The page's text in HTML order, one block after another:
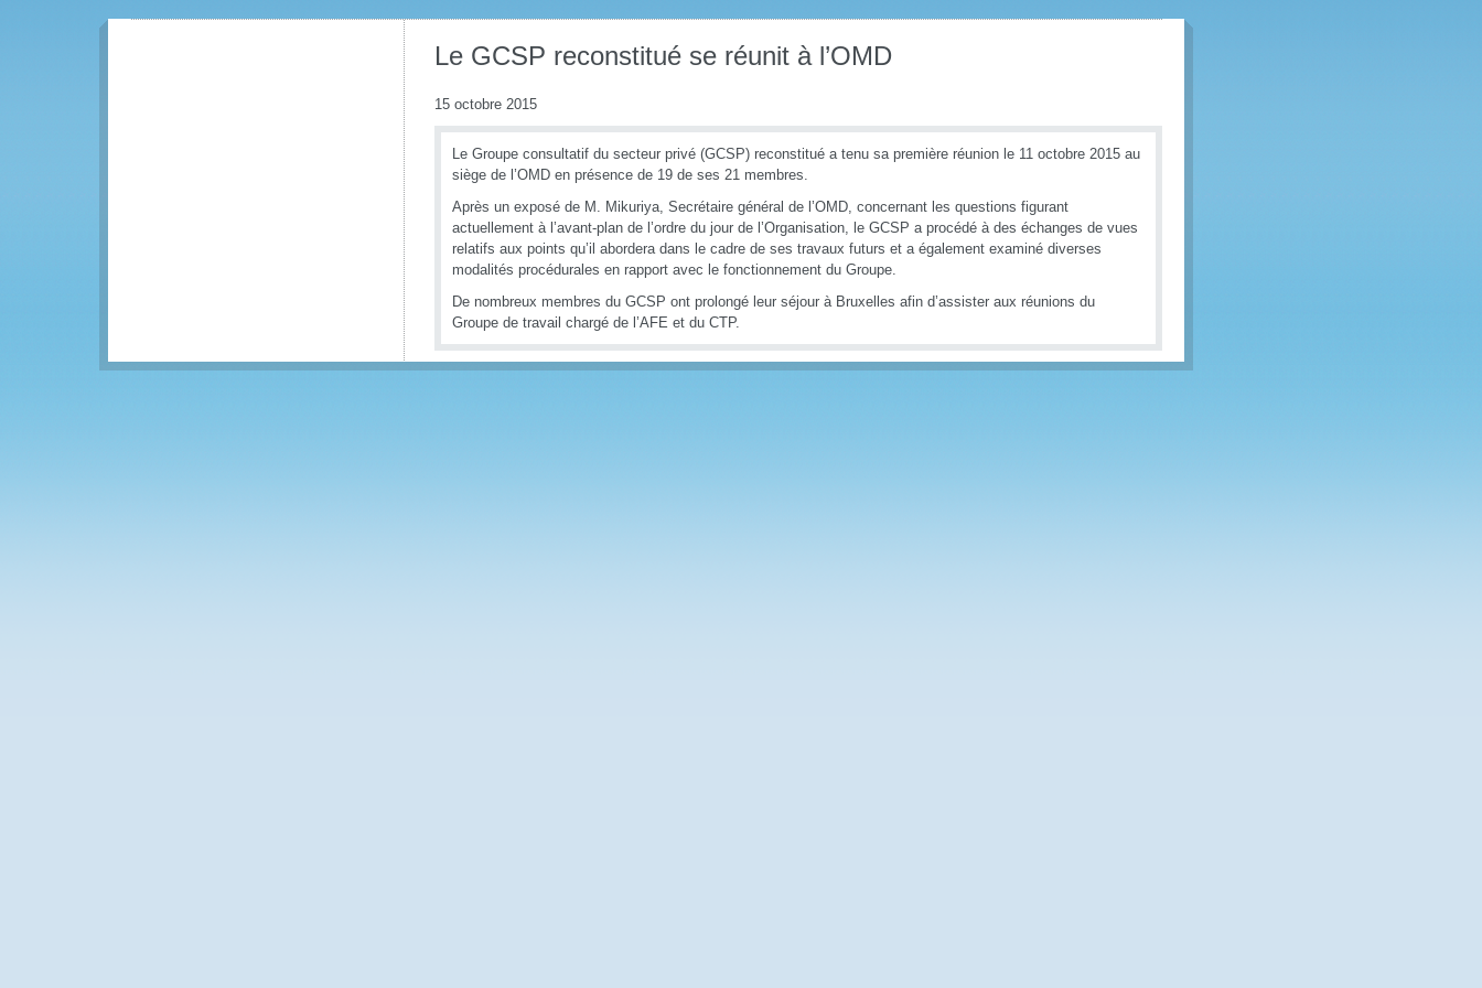
Le GCSP reconstitué se réunit à l’OMD
15 octobre 2015
Le Groupe consultatif du secteur privé (GCSP) reconstitué a tenu sa première réunion le 11 octobre 2015 au
siège de l’OMD en présence de 19 de ses 21 membres.
Après un exposé de M. Mikuriya, Secrétaire général de l’OMD, concernant les questions figurant
actuellement à l’avant-plan de l’ordre du jour de l’Organisation, le GCSP a procédé à des échanges de vues
relatifs aux points qu’il abordera dans le cadre de ses travaux futurs et a également examiné diverses
modalités procédurales en rapport avec le fonctionnement du Groupe.
De nombreux membres du GCSP ont prolongé leur séjour à Bruxelles afin d’assister aux réunions du
Groupe de travail chargé de l’AFE et du CTP.